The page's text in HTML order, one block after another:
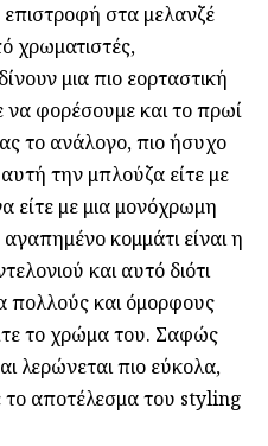
στα μελανζέ
χρωματιστές,
μια πιο εορταστική
φορέσουμε και το πρωί
το ανάλογο, πιο ήσυχο
την μπλούζα είτε με
είτε με μια μονόχρωμη
κομμάτι είναι η
και αυτό διότι
πολλούς και όμορφους
το χρώμα του. Σαφώς
λερώνεται πιο εύκολα,
το αποτέλεσμα του styling